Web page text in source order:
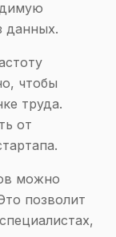
данных.
чтобы
труда.
от
можно
позволит